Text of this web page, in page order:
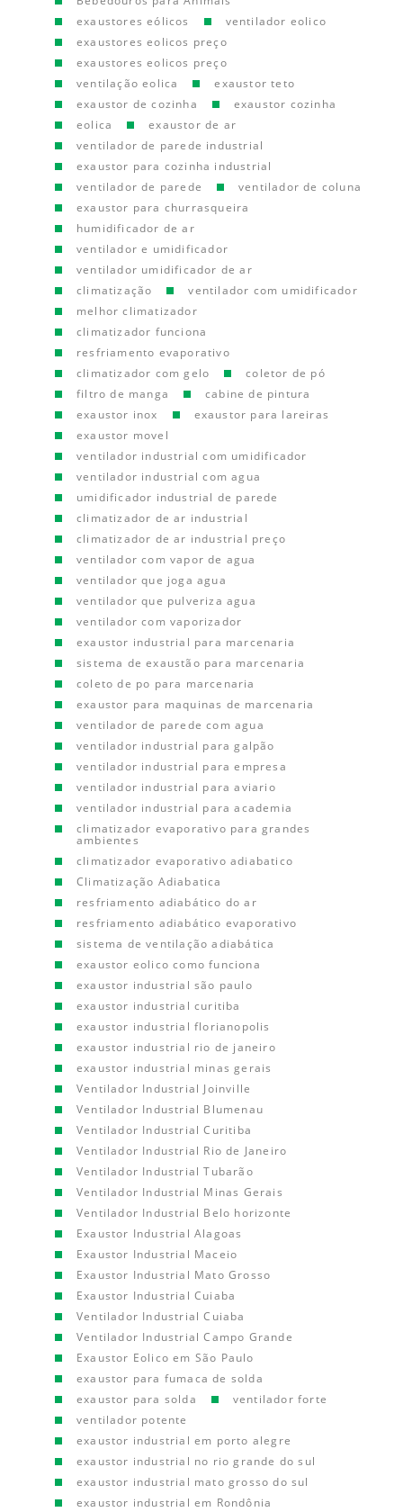
exaustores eólicos
ventilador eolico
exaustores eolicos preço
exaustores eolicos preço
ventilação eolica
exaustor teto
exaustor de cozinha
exaustor cozinha
eolica
exaustor de ar
ventilador de parede industrial
exaustor para cozinha industrial
ventilador de parede
ventilador de coluna
exaustor para churrasqueira
humidificador de ar
ventilador e umidificador
ventilador umidificador de ar
climatização
ventilador com umidificador
melhor climatizador
climatizador funciona
resfriamento evaporativo
climatizador com gelo
coletor de pó
filtro de manga
cabine de pintura
exaustor inox
exaustor para lareiras
exaustor movel
ventilador industrial com umidificador
ventilador industrial com agua
umidificador industrial de parede
climatizador de ar industrial
climatizador de ar industrial preço
ventilador com vapor de agua
ventilador que joga agua
ventilador que pulveriza agua
ventilador com vaporizador
exaustor industrial para marcenaria
sistema de exaustão para marcenaria
coleto de po para marcenaria
exaustor para maquinas de marcenaria
ventilador de parede com agua
ventilador industrial para galpão
ventilador industrial para empresa
ventilador industrial para aviario
ventilador industrial para academia
climatizador evaporativo para grandes
ambientes
climatizador evaporativo adiabatico
Climatização Adiabatica
resfriamento adiabático do ar
resfriamento adiabático evaporativo
sistema de ventilação adiabática
exaustor eolico como funciona
exaustor industrial são paulo
exaustor industrial curitiba
exaustor industrial florianopolis
exaustor industrial rio de janeiro
exaustor industrial minas gerais
Ventilador Industrial Joinville
Ventilador Industrial Blumenau
Ventilador Industrial Curitiba
Ventilador Industrial Rio de Janeiro
Ventilador Industrial Tubarão
Ventilador Industrial Minas Gerais
Ventilador Industrial Belo horizonte
Exaustor Industrial Alagoas
Exaustor Industrial Maceio
Exaustor Industrial Mato Grosso
Exaustor Industrial Cuiaba
Ventilador Industrial Cuiaba
Ventilador Industrial Campo Grande
Exaustor Eolico em São Paulo
exaustor para fumaca de solda
exaustor para solda
ventilador forte
ventilador potente
exaustor industrial em porto alegre
exaustor industrial no rio grande do sul
exaustor industrial mato grosso do sul
exaustor industrial em Rondônia